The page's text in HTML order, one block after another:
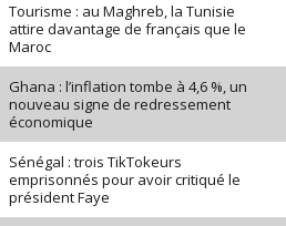
Tourisme : au Maghreb, la Tunisie
attire davantage de français que le
Maroc
Ghana : l’inflation tombe à 4,6 %, un
nouveau signe de redressement
économique
Sénégal : trois TikTokeurs
emprisonnés pour avoir critiqué le
président Faye